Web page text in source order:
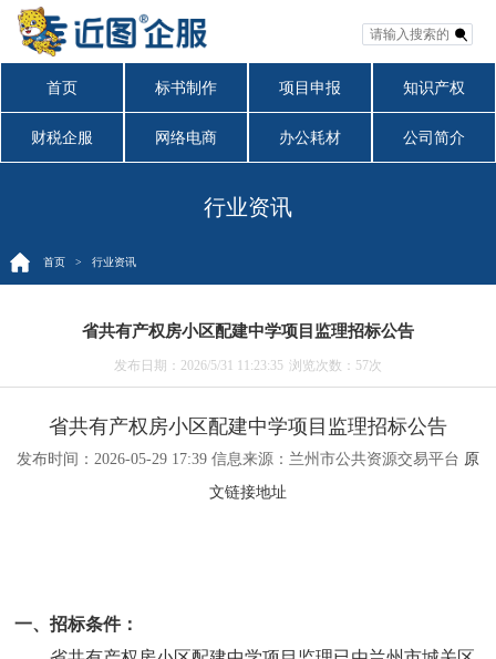
首页 标书制作 项目申报 知识产权
财税企服 网络电商 办公耗材 公司简介
行业资讯
首页> 行业资讯
省共有产权房小区配建中学项目监理招标公告
发布日期：2026/5/31 11:23:35 浏览次数： 57次
省共有产权房小区配建中学项目监理招标公告
发布时间：2026-05-29 17:39 信息来源：兰州市公共资源交易平台 原
文链接地址
一、招标条件：